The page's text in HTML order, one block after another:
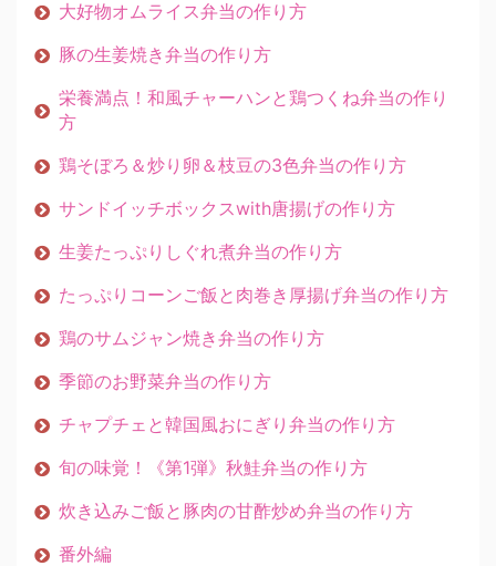
大好物オムライス弁当の作り方
豚の生姜焼き弁当の作り方
栄養満点！和風チャーハンと鶏つくね弁当の作り
方
鶏そぼろ＆炒り卵＆枝豆の3色弁当の作り方
サンドイッチボックスwith唐揚げの作り方
生姜たっぷりしぐれ煮弁当の作り方
たっぷりコーンご飯と肉巻き厚揚げ弁当の作り方
鶏のサムジャン焼き弁当の作り方
季節のお野菜弁当の作り方
チャプチェと韓国風おにぎり弁当の作り方
旬の味覚！《第1弾》秋鮭弁当の作り方
炊き込みご飯と豚肉の甘酢炒め弁当の作り方
番外編